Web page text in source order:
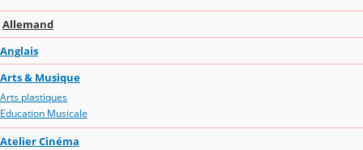
Allemand
Anglais
Arts & Musique
Arts plastiques
Education Musicale
Atelier Cinéma